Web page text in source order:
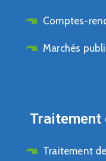
Comptes-
Marchés
Traitement
Traitement